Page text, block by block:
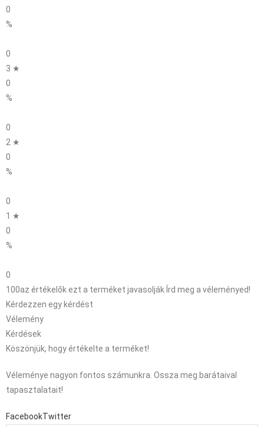
0
%
0
3 ★
0
%
0
2 ★
0
%
0
1 ★
0
%
0
100az értékelők ezt a terméket javasolják Írd meg a véleményed!
Kérdezzen egy kérdést
Vélemény
Kérdések
Köszönjük, hogy értékelte a terméket!
Véleménye nagyon fontos számunkra. Ossza meg barátaival
tapasztalatait!
FacebookTwitter